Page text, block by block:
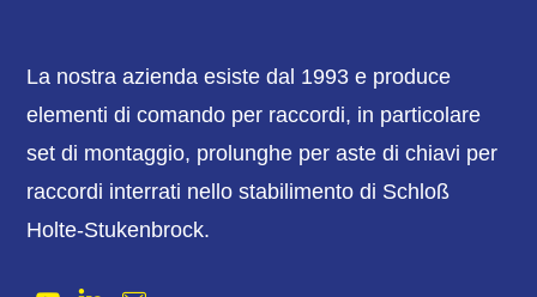
La nostra azienda esiste dal 1993 e produce
elementi di comando per raccordi, in particolare
set di montaggio, prolunghe per aste di chiavi per
raccordi interrati nello stabilimento di Schloß
Holte-Stukenbrock.